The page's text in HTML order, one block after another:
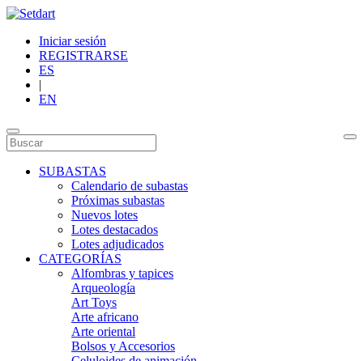
Iniciar sesión
REGISTRARSE
ES
|
EN
SUBASTAS
Calendario de subastas
Próximas subastas
Nuevos lotes
Lotes destacados
Lotes adjudicados
CATEGORÍAS
Alfombras y tapices
Arqueología
Art Toys
Arte africano
Arte oriental
Bolsos y Accesorios